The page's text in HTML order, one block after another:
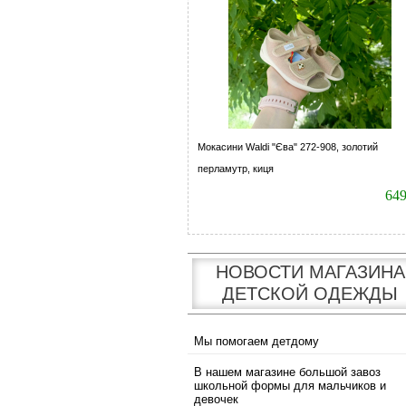
Мокасини Waldi "Єва" 272-908, золотий
перламутр, киця
НОВОСТИ МАГАЗИНА
ДЕТСКОЙ ОДЕЖДЫ
Мы помогаем детдому
В нашем магазине большой завоз
школьной формы для мальчиков и
девочек